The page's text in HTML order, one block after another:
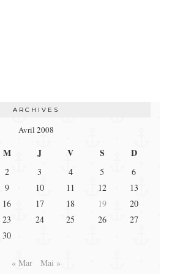
ARCHIVES
Avril 2008
M J V S D
2 3 4 5
6
9 10 11 12
13
16 17 18 19
20
23 24 25 26
27
30
« Mar Mai »